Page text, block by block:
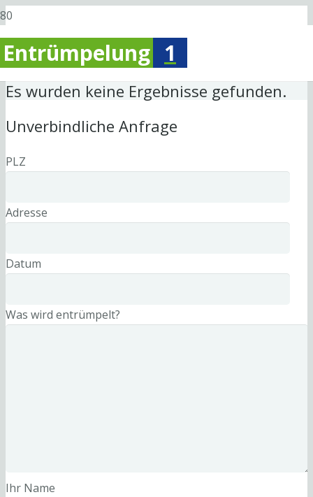
Entrümpelung 1
Es wurden keine Ergebnisse gefunden.
Unverbindliche Anfrage
PLZ
Adresse
Datum
Was wird entrümpelt?
Ihr Name